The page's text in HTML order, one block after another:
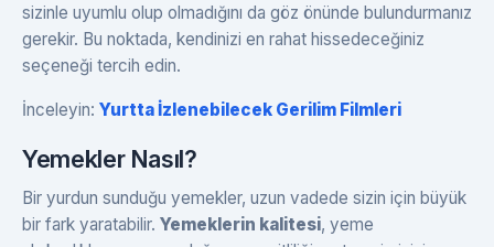
sizinle uyumlu olup olmadığını da göz önünde bulundurmanız
gerekir. Bu noktada, kendinizi en rahat hissedeceğiniz
seçeneği tercih edin.
İnceleyin: Yurtta İzlenebilecek Gerilim Filmleri
Yemekler Nasıl?
Bir yurdun sunduğu yemekler, uzun vadede sizin için büyük
bir fark yaratabilir. Yemeklerin kalitesi, yeme